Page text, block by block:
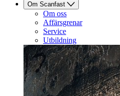
Om Scanfast
Om oss
Affärsgrenar
Service
Utbildning